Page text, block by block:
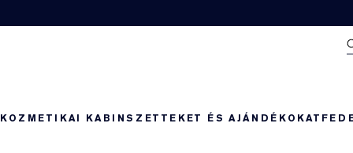
KOZMETIKAI KABINSZETTEKET ÉS AJÁNDÉKOKAT